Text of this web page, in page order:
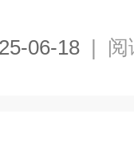
06-18 | 阅